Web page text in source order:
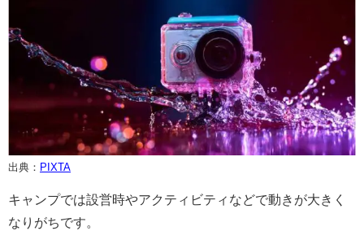
出典： PIXTA
キャンプでは設営時やアクティビティなどで動きが大きく
なりがちです。